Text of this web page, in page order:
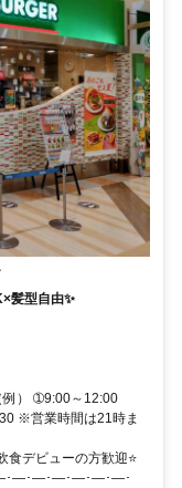
髪型自由✨
例） ➀9:00～12:00
※営業時間は21時ま
ビューの方歓迎⭐
―･―･―･―･―･―･―･